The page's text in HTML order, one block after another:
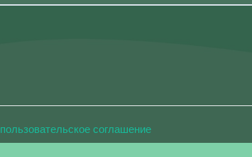
пользовательское соглашение